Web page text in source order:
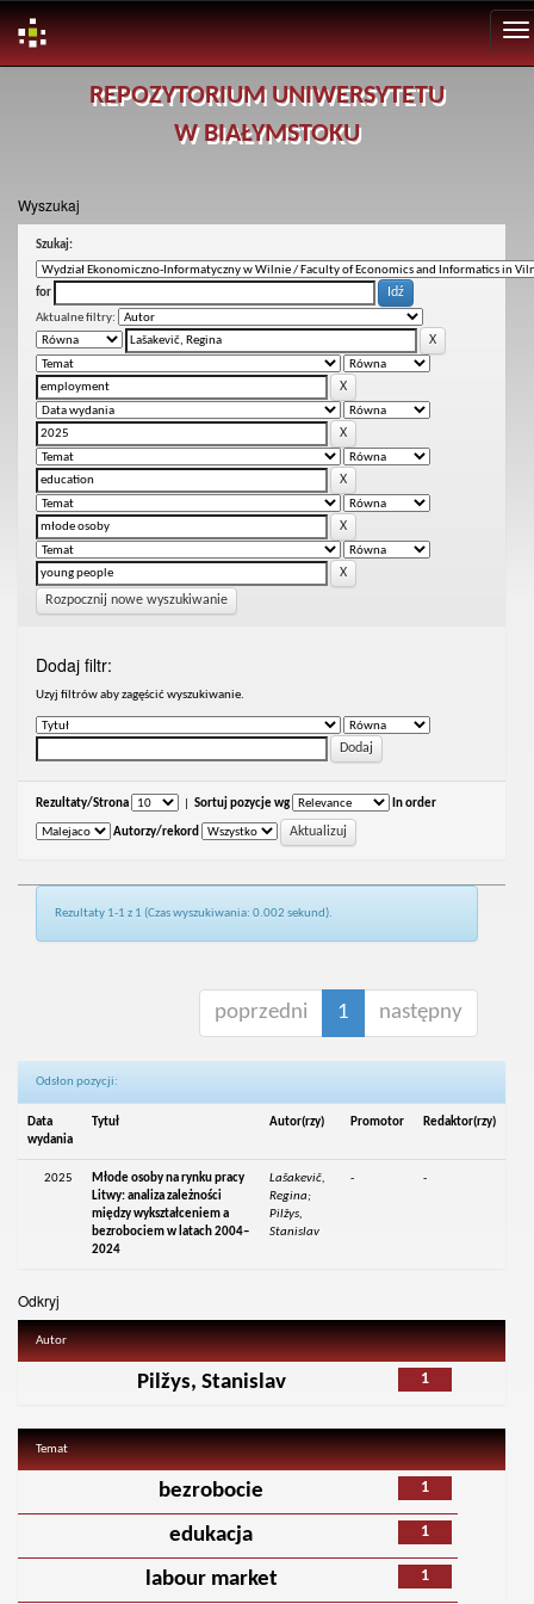
REPOZYTORIUM UNIWERSYTETU
W BIAŁYMSTOKU
Wyszukaj
Szukaj:
for
Aktualne filtry:
Rozpocznij nowe wyszukiwanie
Dodaj filtr:
Uzyj filtrów aby zagęścić wyszukiwanie.
Rezultaty/Strona Sortuj pozycje wg In order
Autorzy/rekord
Rezultaty 1-1 z 1 (Czas wyszukiwania: 0.002 sekund).
poprzedni 1 następny
Odsłon pozycji:
Data
wydania
Tytuł Autor(rzy) Promotor Redaktor(rzy)
2025
Młode osoby na rynku pracy
Litwy: analiza zależności
między wykształceniem a
bezrobociem w latach 2004–
2024
Lašakevič,
Regina;
Pilžys,
Stanislav
- -
Odkryj
Autor
1
Pilžys, Stanislav
Temat
1
bezrobocie
1
edukacja
1
labour market